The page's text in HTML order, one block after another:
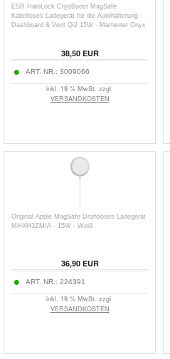
ESR HaloLock CryoBoost MagSafe
Kabelloses Ladegerät für die Autohalterung -
Dashboard & Vent Qi2 15W - Mattierter Onyx
38,50EUR
ART. NR.: 3009066
inkl. 19 % MwSt. zzgl.
VERSANDKOSTEN
Original Apple MagSafe Drahtloses Ladegerät
MHXH3ZM/A - 15W - Weiß
36,90EUR
ART. NR.: 224391
inkl. 19 % MwSt. zzgl.
VERSANDKOSTEN